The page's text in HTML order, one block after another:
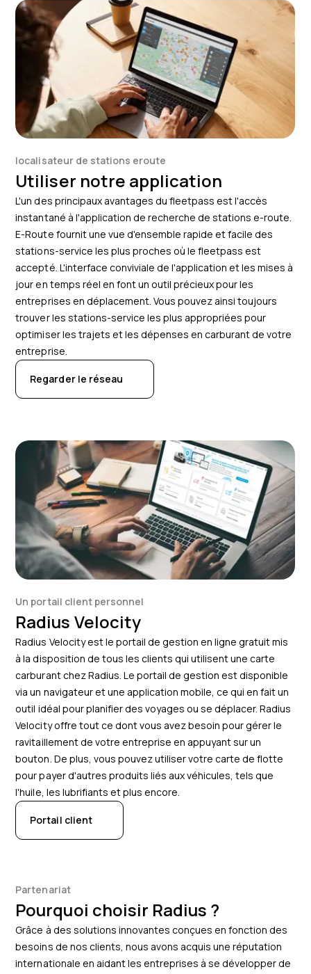
localisateur de stations eroute
Utiliser notre application
L'un des principaux avantages du fleetpass est l'accès
instantané à l'application de recherche de stations e-route.
E-Route fournit une vue d'ensemble rapide et facile des
stations-service les plus proches où le fleetpass est
accepté. L'interface conviviale de l'application et les mises à
jour en temps réel en font un outil précieux pour les
entreprises en déplacement. Vous pouvez ainsi toujours
trouver les stations-service les plus appropriées pour
optimiser les trajets et les dépenses en carburant de votre
entreprise.
Regarder le réseau
Un portail client personnel
Radius Velocity
Radius Velocity est le portail de gestion en ligne gratuit mis
à la disposition de tous les clients qui utilisent une carte
carburant chez Radius. Le portail de gestion est disponible
via un navigateur et une application mobile, ce qui en fait un
outil idéal pour planifier des voyages ou se déplacer. Radius
Velocity offre tout ce dont vous avez besoin pour gérer le
ravitaillement de votre entreprise en appuyant sur un
bouton. De plus, vous pouvez utiliser votre carte de flotte
pour payer d'autres produits liés aux véhicules, tels que
l'huile, les lubrifiants et plus encore.
Portail client
Partenariat
Pourquoi choisir Radius ?
Grâce à des solutions innovantes conçues en fonction des
besoins de nos clients, nous avons acquis une réputation
internationale en aidant les entreprises à se développer de